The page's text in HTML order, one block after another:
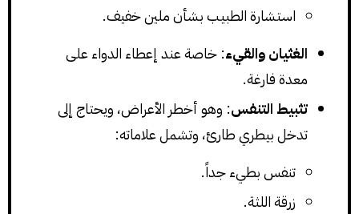
استشارة الطبيب بشأن ملين خفيف.
الغثيان والقيء: خاصة عند إعطاء الدواء على
معدة فارغة.
تثبيط التنفس: وهو أخطر الأعراض، ويحتاج إلى
تدخل بيطري طارئ، وتشمل علاماته:
تنفس بطيء جداً.
زرقة اللثة.